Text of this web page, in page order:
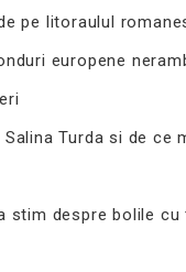
pe litoraulul
europene
Turda si de ce
stim despre bolile cu